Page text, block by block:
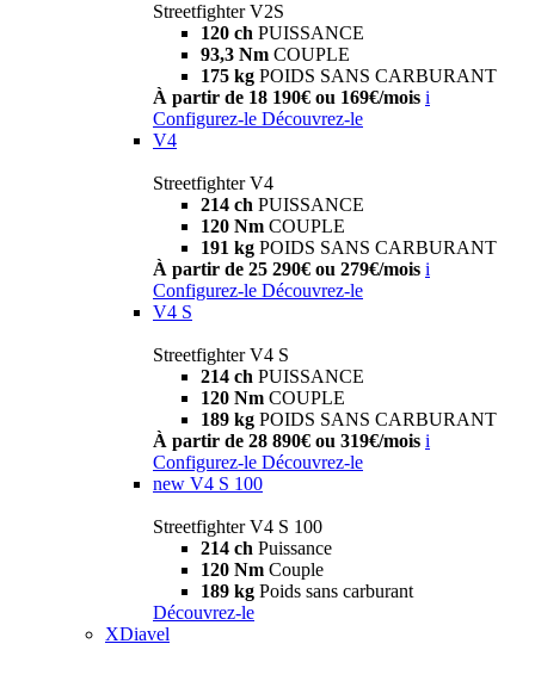
Streetfighter V2S
120 ch PUISSANCE
93,3 Nm COUPLE
175 kg POIDS SANS CARBURANT
À partir de 18 190€ ou 169€/mois i
Configurez-le Découvrez-le
V4
Streetfighter V4
214 ch PUISSANCE
120 Nm COUPLE
191 kg POIDS SANS CARBURANT
À partir de 25 290€ ou 279€/mois i
Configurez-le Découvrez-le
V4 S
Streetfighter V4 S
214 ch PUISSANCE
120 Nm COUPLE
189 kg POIDS SANS CARBURANT
À partir de 28 890€ ou 319€/mois i
Configurez-le Découvrez-le
new V4 S 100
Streetfighter V4 S 100
214 ch Puissance
120 Nm Couple
189 kg Poids sans carburant
Découvrez-le
XDiavel